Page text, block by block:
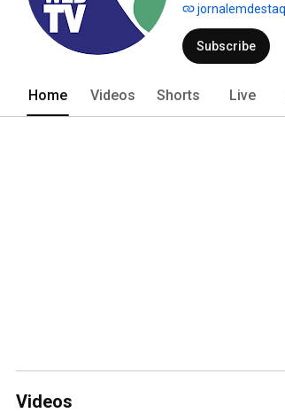
Subscribe
Home Videos Shorts Live
Videos